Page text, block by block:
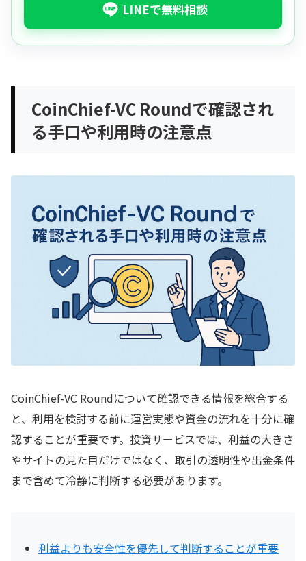
LINEで無料相談
CoinChief-VC Roundで確認され
る手口や利用時の注意点
CoinChief-VC Roundについて確認できる情報を総合する
と、利用を検討する前に運営実態や資金の流れを十分に確
認することが重要です。投資サービスでは、利益の大きさ
やサイトの見た目だけではなく、取引の透明性や出金条件
まで含めて冷静に判断する必要があります。
利益よりも安全性を優先して判断することが重要